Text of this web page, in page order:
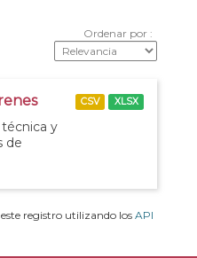
Ordenar por
y
de
CSV XLSX
registro utilizando losAPI